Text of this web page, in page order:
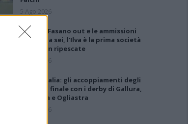
5 Ago 2026
Anche il Fasano out e le ammissioni
salgono a sei, l'Ilva è la prima società
tra le non ripescate
5 Ago 2026
Coppa Italia: gli accoppiamenti degli
ottavi di finale con i derby di Gallura,
Barbagia e Ogliastra
5 Ago 2026